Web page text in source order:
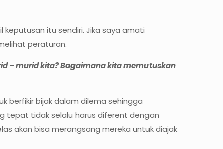
itu sendiri. Jika saya amati
peraturan.
– murid kita? Bagaimana kita memutuskan
berfikir bijak dalam dilema sehingga
tepat tidak selalu harus diferent dengan
akan bisa merangsang mereka untuk diajak